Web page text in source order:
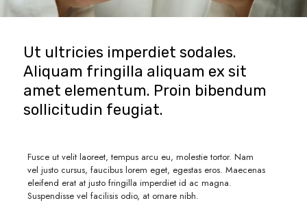
Ut ultricies imperdiet sodales.
Aliquam fringilla aliquam ex sit
amet elementum. Proin bibendum
sollicitudin feugiat.
Fusce ut velit laoreet, tempus arcu eu, molestie tortor. Nam
vel justo cursus, faucibus lorem eget, egestas eros. Maecenas
eleifend erat at justo fringilla imperdiet id ac magna.
Suspendisse vel facilisis odio, at ornare nibh.